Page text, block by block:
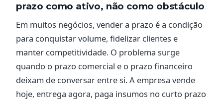
prazo como ativo, não como obstáculo
Em muitos negócios, vender a prazo é a condição
para conquistar volume, fidelizar clientes e
manter competitividade. O problema surge
quando o prazo comercial e o prazo financeiro
deixam de conversar entre si. A empresa vende
hoje, entrega agora, paga insumos no curto prazo